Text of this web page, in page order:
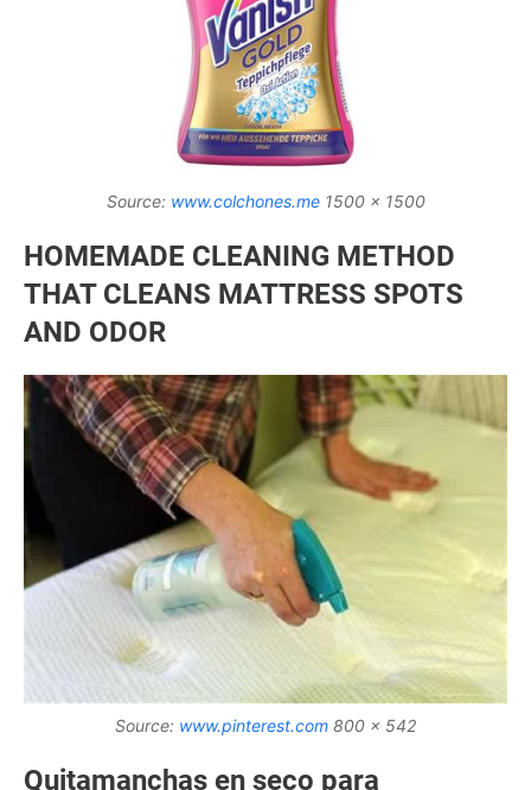
Source: www.colchones.me1500 x 1500
HOMEMADE CLEANING METHOD
THAT CLEANS MATTRESS SPOTS
AND ODOR
Source: www.pinterest.com 800 x 542
Quitamanchas en seco para